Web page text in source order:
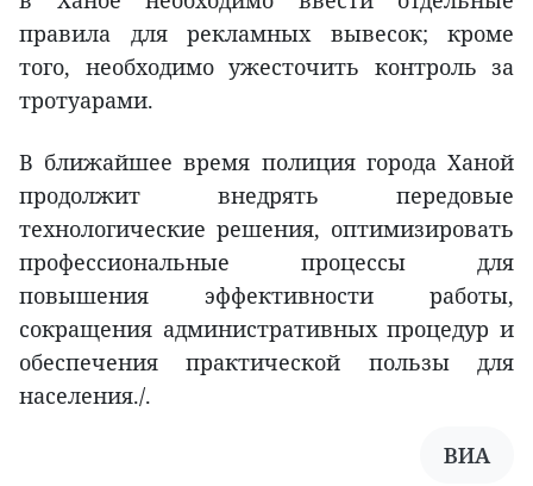
правила для рекламных вывесок; кроме
того, необходимо ужесточить контроль за
тротуарами.
В ближайшее время полиция города Ханой
продолжит внедрять передовые
технологические решения, оптимизировать
профессиональные процессы для
повышения эффективности работы,
сокращения административных процедур и
обеспечения практической пользы для
населения./.
ВИА